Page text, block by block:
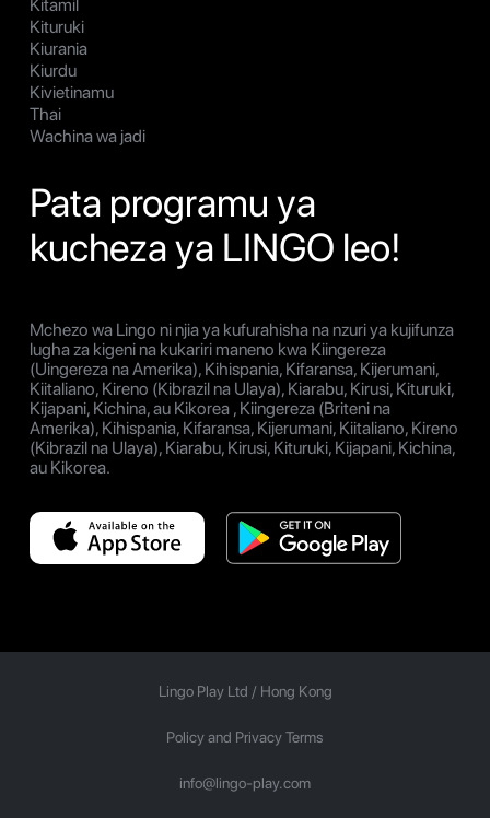
Kitamil
Kituruki
Kiurania
Kiurdu
Kivietinamu
Thai
Wachina wa jadi
Pata programu ya
kucheza ya LINGO leo!
Mchezo wa Lingo ni njia ya kufurahisha na nzuri ya kujifunza
lugha za kigeni na kukariri maneno kwa Kiingereza
(Uingereza na Amerika), Kihispania, Kifaransa, Kijerumani,
Kiitaliano, Kireno (Kibrazil na Ulaya), Kiarabu, Kirusi, Kituruki,
Kijapani, Kichina, au Kikorea , Kiingereza (Briteni na
Amerika), Kihispania, Kifaransa, Kijerumani, Kiitaliano, Kireno
(Kibrazil na Ulaya), Kiarabu, Kirusi, Kituruki, Kijapani, Kichina,
au Kikorea.
Lingo Play Ltd / Hong Kong
Policy and Privacy Terms
info@lingo-play.com